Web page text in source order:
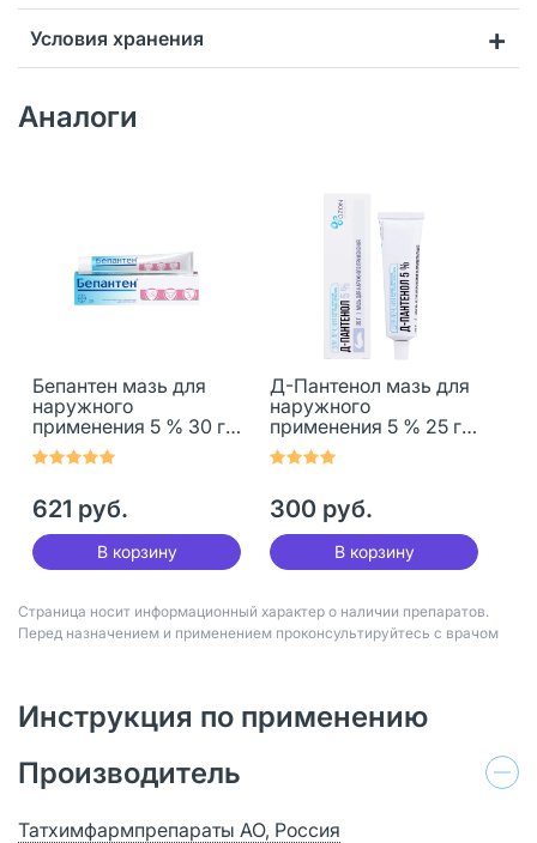
Условия хранения
Аналоги
Бепантен мазь для
наружного
применения 5 % 30 г 1
шт
621 руб.
В корзину
Д-Пантенол мазь для
наружного
применения 5 % 25 г 1
шт
300 руб.
В корзину
Страница носит информационный характер о наличии препаратов.
Перед назначением и применением проконсультируйтесь с врачом
Инструкция по применению
Производитель
Татхимфармпрепараты АО, Россия